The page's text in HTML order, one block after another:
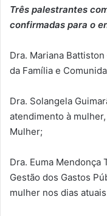
Três palestrantes
confirmadas para o
Dra. Mariana
da Família e
Dra. Solangela
atendimento à
Mulher;
Dra. Euma
Gestão dos Gastos
mulher nos dias